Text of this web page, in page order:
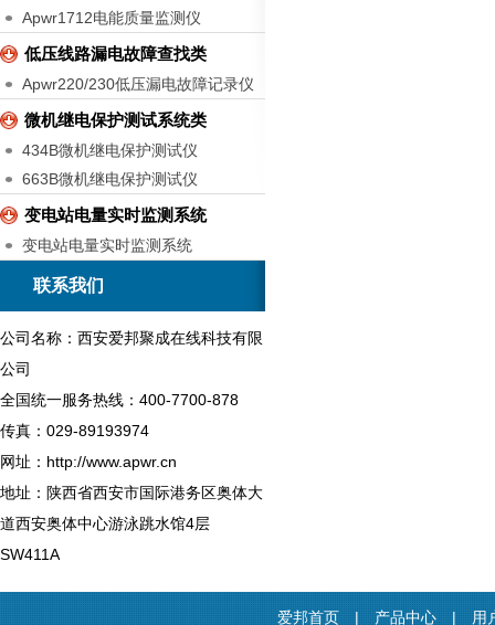
Apwr1712电能质量监测仪
低压线路漏电故障查找类
Apwr220/230低压漏电故障记录仪
微机继电保护测试系统类
434B微机继电保护测试仪
663B微机继电保护测试仪
变电站电量实时监测系统
变电站电量实时监测系统
联系我们
公司名称：西安爱邦聚成在线科技有限
公司
全国统一服务热线：400-7700-878
传真：029-89193974
网址：http://www.apwr.cn
地址：陕西省西安市国际港务区奥体大
道西安奥体中心游泳跳水馆4层
SW411A
爱邦首页 | 产品中心 | 用